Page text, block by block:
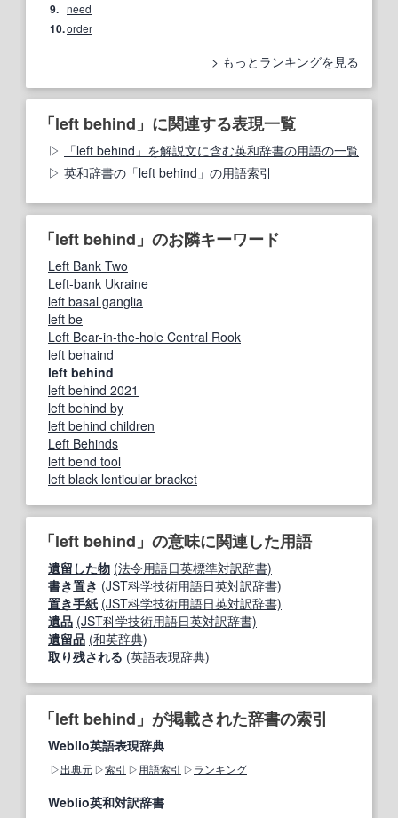
9. need
10.order
もっとランキングを見る
「left behind」に関連する表現一覧
「left behind」を解説文に含む英和辞書の用語の一覧
英和辞書の「left behind」の用語索引
「left behind」のお隣キーワード
Left Bank Two
Left-bank Ukraine
left basal ganglia
left be
Left Bear-in-the-hole Central Rook
left behaind
left behind
left behind 2021
left behind by
left behind children
Left Behinds
left bend tool
left black lenticular bracket
「left behind」の意味に関連した用語
遺留した物 (法令用語日英標準対訳辞書)
書き置き (JST科学技術用語日英対訳辞書)
置き手紙 (JST科学技術用語日英対訳辞書)
遺品 (JST科学技術用語日英対訳辞書)
遺留品 (和英辞典)
取り残される (英語表現辞典)
「left behind」が掲載された辞書の索引
Weblio英語表現辞典
出典元 索引 用語索引 ランキング
Weblio英和対訳辞書